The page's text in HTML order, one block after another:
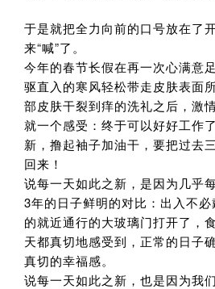
于是就把全力向前的口号放在了
来“喊”了。
今年的春节长假在再一次心满意
驱直入的寒风轻松带走皮肤表面
部皮肤干裂到痒的洗礼之后，激
就一个感受：终于可以好好工作
新，撸起袖子加油干，要把过去
回来！
说每一天如此之新，是因为几乎
3年的日子鲜明的对比：出入不
的就近通行的大玻璃门打开了，
天都真切地感受到，正常的日子
真切的幸福感。
说每一天如此之新，也是因为我